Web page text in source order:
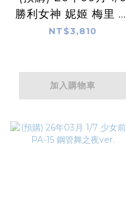
勝利女神 妮姬 梅里 海
灣女神
NT$3,810
加入購物車